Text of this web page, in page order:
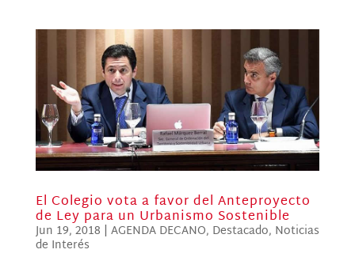
El Colegio vota a favor del Anteproyecto
de Ley para un Urbanismo Sostenible
Jun 19, 2018 | AGENDA DECANO, Destacado, Noticias
de Interés